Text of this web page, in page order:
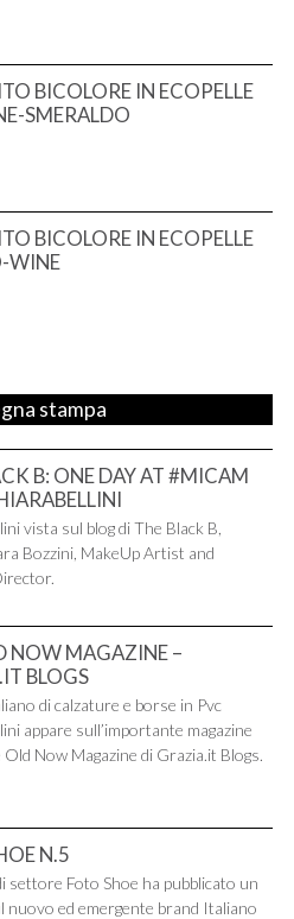
BICOLORE IN ECOPELLE
SMERALDO
BICOLORE IN ECOPELLE
WINE
stampa
B: ONE DAY AT #MICAM
vista sul blog di The Black B,
Bozzini, MakeUp Artist and
NOW MAGAZINE –
BLOGS
di calzature e borse in Pvc
appare sull’importante magazine
Now Magazine di Grazia.it Blogs.
N.5
settore Foto Shoe ha pubblicato un
nuovo ed emergente brand Italiano